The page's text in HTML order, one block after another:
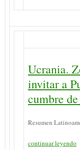
Ucrania.
invitar a
cumbre
Resumen
continuar leyendo